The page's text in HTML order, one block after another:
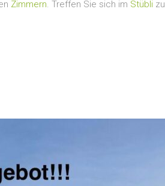
Zimmern. Treffen Sie sich im Stübli zu